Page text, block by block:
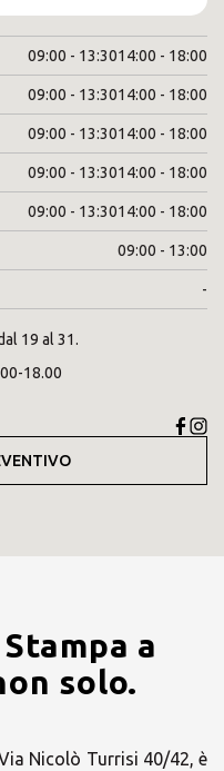
09:00 - 13:3014:00 - 18:00
09:00 - 13:3014:00 - 18:00
09:00 - 13:3014:00 - 18:00
09:00 - 13:3014:00 - 18:00
09:00 - 13:3014:00 - 18:00
09:00 - 13:00
-
19 al 31.
18.00
a
solo.
Nicolò Turrisi 40/42, è